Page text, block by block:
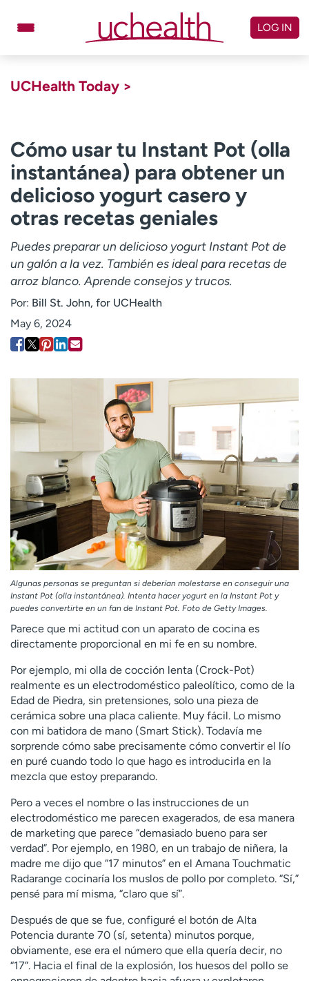
Billing & pricing
Referrals
Give
Careers
Log in to My Health Connection
About UCHealth
Classes & events
Ready. Set. CO.
Clinical trials
Employees
Media inquiries
H
e
f
i
n
d
LOG IN
UCHealth Today >
Cómo usar tu Instant Pot (olla
instantánea) para obtener un
delicioso yogurt casero y
otras recetas geniales
Puedes preparar un delicioso yogurt Instant Pot de
un galón a la vez. También es ideal para recetas de
arroz blanco. Aprende consejos y trucos.
Por: Bill St. John, for UCHealth
May 6, 2024
Algunas personas se preguntan si deberían molestarse en conseguir una
Instant Pot (olla instantánea). Intenta hacer yogurt en la Instant Pot y
puedes convertirte en un fan de Instant Pot. Foto de Getty Images.
Parece que mi actitud con un aparato de cocina es
directamente proporcional en mi fe en su nombre.
Por ejemplo, mi olla de cocción lenta (Crock-Pot)
realmente es un electrodoméstico paleolítico, como de la
Edad de Piedra, sin pretensiones, solo una pieza de
cerámica sobre una placa caliente. Muy fácil. Lo mismo
con mi batidora de mano (Smart Stick). Todavía me
sorprende cómo sabe precisamente cómo convertir el lío
en puré cuando todo lo que hago es introducirla en la
mezcla que estoy preparando.
Pero a veces el nombre o las instrucciones de un
electrodoméstico me parecen exagerados, de esa manera
de marketing que parece “demasiado bueno para ser
verdad”. Por ejemplo, en 1980, en un trabajo de niñera, la
madre me dijo que “17 minutos” en el Amana Touchmatic
Radarange cocinaría los muslos de pollo por completo. “Sí,”
pensé para mí misma, “claro que sí”.
Después de que se fue, configuré el botón de Alta
Potencia durante 70 (sí, setenta) minutos porque,
obviamente, ese era el número que ella quería decir, no
“17”. Hacia el final de la explosión, los huesos del pollo se